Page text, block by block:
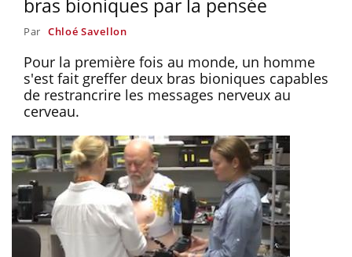
bras bioniques par la pensée
Par Chloé Savellon
Pour la première fois au monde, un homme
s'est fait greffer deux bras bioniques capables
de restrancrire les messages nerveux au
cerveau.